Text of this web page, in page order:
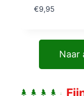
€9,95
Naar